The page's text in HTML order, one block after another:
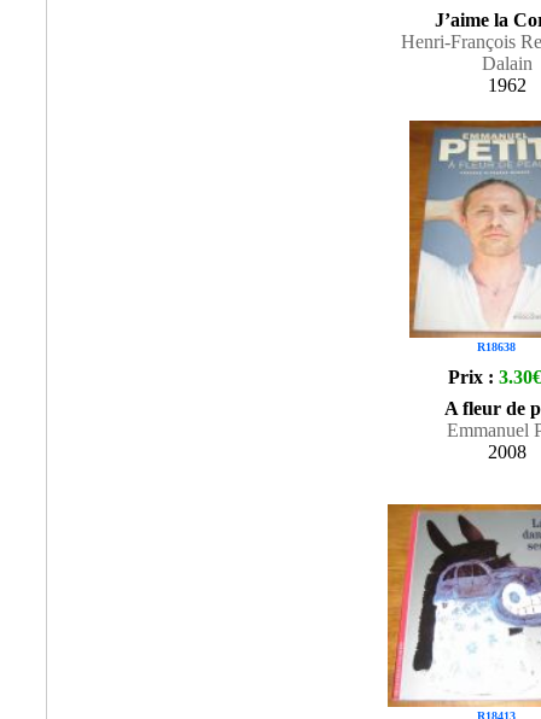
J’aime la
Henri-François
Dalain
1962
R18638
Prix : 3.30€
A fleur de
Emmanuel
2008
R18413